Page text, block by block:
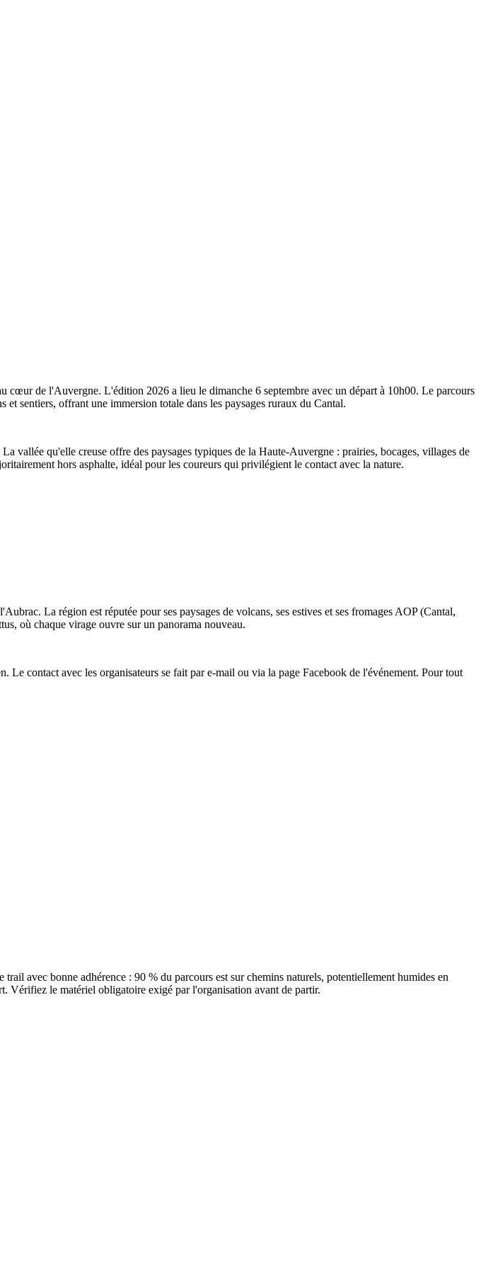
cœur de l'Auvergne. L'édition 2026 a lieu le dimanche 6 septembre avec un départ à 10h00. Le parcours
et sentiers, offrant une immersion totale dans les paysages ruraux du Cantal.
vallée qu'elle creuse offre des paysages typiques de la Haute-Auvergne : prairies, bocages, villages de
hors asphalte, idéal pour les coureurs qui privilégient le contact avec la nature.
La région est réputée pour ses paysages de volcans, ses estives et ses fromages AOP (Cantal,
où chaque virage ouvre sur un panorama nouveau.
contact avec les organisateurs se fait par e-mail ou via la page Facebook de l'événement. Pour tout
avec bonne adhérence : 90 % du parcours est sur chemins naturels, potentiellement humides en
Vérifiez le matériel obligatoire exigé par l'organisation avant de partir.